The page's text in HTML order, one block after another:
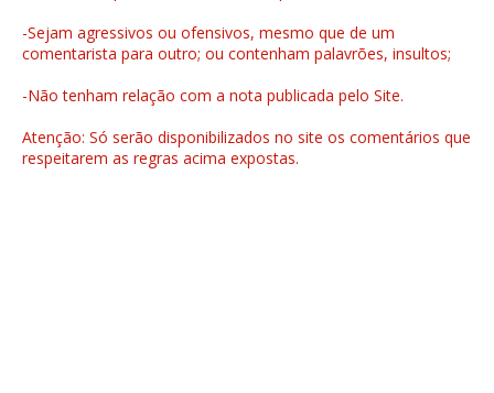
-Sejam agressivos ou ofensivos, mesmo que de um
comentarista para outro; ou contenham palavrões, insultos;
-Não tenham relação com a nota publicada pelo Site.
Atenção: Só serão disponibilizados no site os comentários que
respeitarem as regras acima expostas.